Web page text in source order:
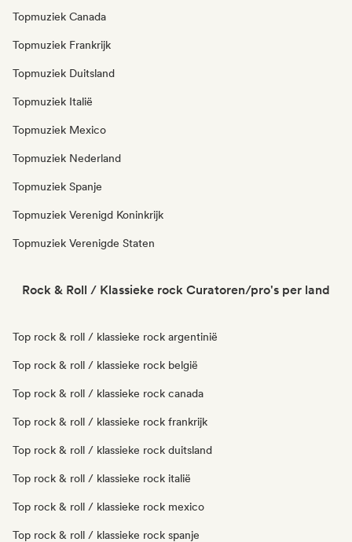
Topmuziek Canada
Topmuziek Frankrijk
Topmuziek Duitsland
Topmuziek Italië
Topmuziek Mexico
Topmuziek Nederland
Topmuziek Spanje
Topmuziek Verenigd Koninkrijk
Topmuziek Verenigde Staten
Rock & Roll / Klassieke rock Curatoren/pro's per land
Top rock & roll / klassieke rock argentinië
Top rock & roll / klassieke rock belgië
Top rock & roll / klassieke rock canada
Top rock & roll / klassieke rock frankrijk
Top rock & roll / klassieke rock duitsland
Top rock & roll / klassieke rock italië
Top rock & roll / klassieke rock mexico
Top rock & roll / klassieke rock spanje